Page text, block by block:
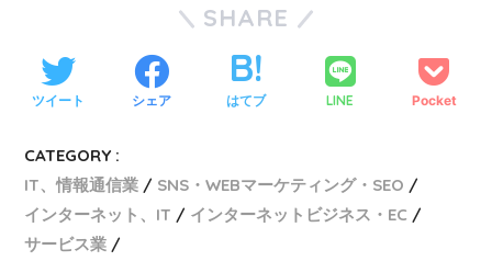
SHARE
ツイート シェア はてブ LINE Pocket
CATEGORY :
IT、情報通信業
SNS・WEBマーケティング・SEO
インターネット、IT
インターネットビジネス・EC
サービス業